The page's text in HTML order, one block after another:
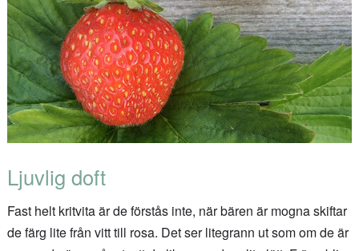
Ljuvlig doft
Fast helt kritvita är de förstås inte, när bären är mogna skiftar
de färg lite från vitt till rosa. Det ser litegrann ut som om de är